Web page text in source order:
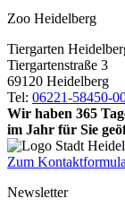
Zoo Heidelberg
Tiergarten
Tiergartenstraße 3
69120 Heidelberg
Tel: 06221-58450-
Wir haben 365
im Jahr für Sie
Zum
Newsletter